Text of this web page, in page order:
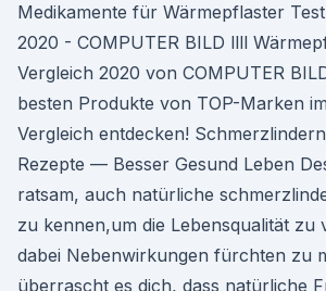
Medikamente für Wärmepflaster
2020 - COMPUTER BILD llll
Vergleich 2020 von COMPUTER
besten Produkte von TOP-Marken
Vergleich entdecken!
Rezepte — Besser Gesund Leben
ratsam, auch natürliche
zu kennen,um die Lebensqualität zu
dabei Nebenwirkungen fürchten zu
überrascht es dich, dass natürliche